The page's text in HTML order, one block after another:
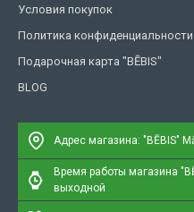
Условия покупок
Политика конфиденциальности
Подарочная карта "BĒBIS"
BLOG
Адрес магазина: "BĒBIS"
Время работы магазина
выходной